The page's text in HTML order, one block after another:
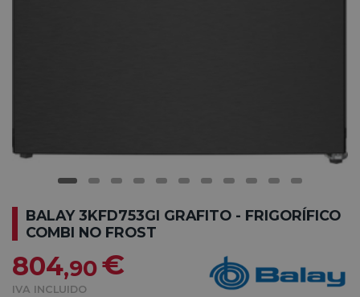
BALAY 3KFD753GI GRAFITO - FRIGORÍFICO
COMBI NO FROST
804,90€
IVA INCLUIDO